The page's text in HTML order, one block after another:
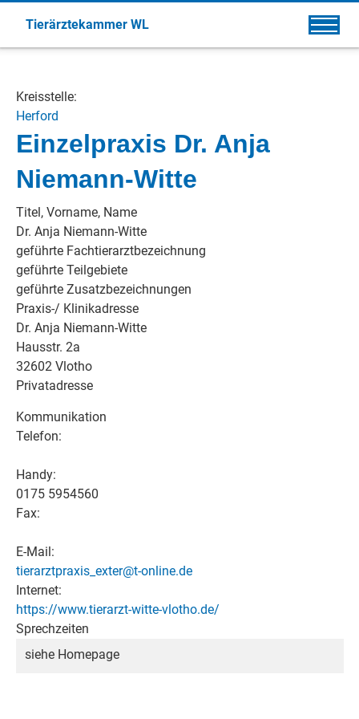
Tierärztekammer WL
Kreisstelle:
Herford
Einzelpraxis Dr. Anja
Niemann-Witte
Titel, Vorname, Name
Dr. Anja Niemann-Witte
geführte Fachtierarztbezeichnung
geführte Teilgebiete
geführte Zusatzbezeichnungen
Praxis-/ Klinikadresse
Dr. Anja Niemann-Witte
Hausstr. 2a
32602 Vlotho
Privatadresse
Kommunikation
Telefon:
Handy:
0175 5954560
Fax:
E-Mail:
tierarztpraxis_exter@t-online.de
Internet:
https://www.tierarzt-witte-vlotho.de/
Sprechzeiten
siehe Homepage